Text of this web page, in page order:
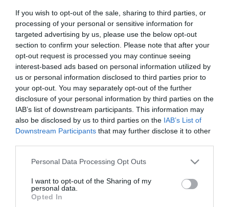
If you wish to opt-out of the sale, sharing to third parties, or
processing of your personal or sensitive information for
targeted advertising by us, please use the below opt-out
section to confirm your selection. Please note that after your
opt-out request is processed you may continue seeing
interest-based ads based on personal information utilized by
us or personal information disclosed to third parties prior to
your opt-out. You may separately opt-out of the further
disclosure of your personal information by third parties on the
IAB’s list of downstream participants. This information may
also be disclosed by us to third parties on the IAB’s List of
Downstream Participants that may further disclose it to other
Please note that this website/app uses one or more Google
not limited to your visit or usage behaviour. You may click to
grant or deny consent to Google and its third-party tags to
use your data for below specified purposes in below Google
Personal Data Processing Opt Outs
I want to opt-out of the Sharing of my
personal data.
Opted In
δορυφορικά δεδομένα Ραντάρ από τη
δορυφορική αποστολή Copernicus Sentinel-1
και δημιούργησαν μία νέα προηγμένη
υπηρεσία, με τίτλο SNAPPING (Surface motioN
mAPPING), για την παρακολούθηση των
εδαφικών μετακινήσεων. Η υπηρεσία, που ήδη
αξιοποιήθηκε κατά τον πρόσφατο […]